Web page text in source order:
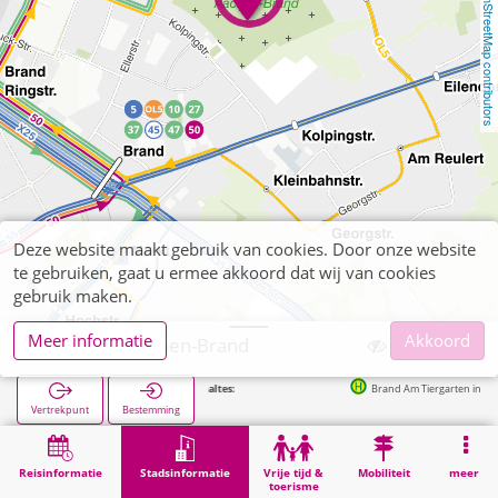
OpenStreetMap contributors
Reisinformatie Stadsinformatie
Vrije tijd &
toerisme
Mobiliteit meer
Friedhof Aachen-Brand
Vertrekpunt Bestemming
Volgende haltes: Brand Am Tiergarten in 215m
Stadsinformatie Begraafplaatsen Friedhof Aachen-Brand
Deze website maakt gebruik van cookies. Door onze website
te gebruiken, gaat u ermee akkoord dat wij van cookies
gebruik maken.
Meer informatie
Akkoord